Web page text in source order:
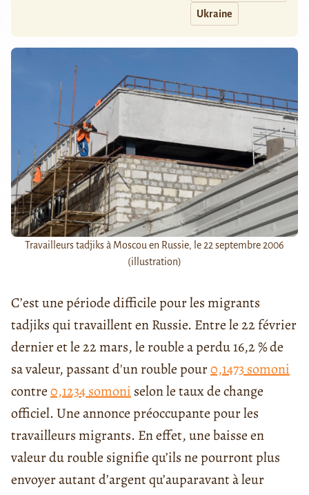
Ukraine
Travailleurs tadjiks à Moscou en Russie, le 22 septembre 2006
(illustration)
C’est une période difficile pour les migrants
tadjiks qui travaillent en Russie. Entre le 22 février
dernier et le 22 mars, le rouble a perdu 16,2 % de
sa valeur, passant d'un rouble pour0,1473 somoni
contre0,1234 somoni selon le taux de change
officiel. Une annonce préoccupante pour les
travailleurs migrants. En effet, une baisse en
valeur du rouble signifie qu’ils ne pourront plus
envoyer autant d’argent qu’auparavant à leur